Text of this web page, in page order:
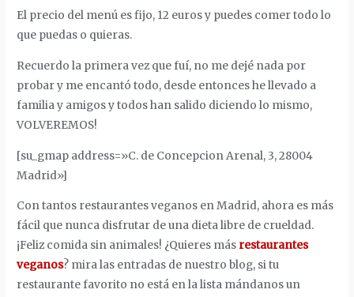
El precio del menú es fijo, 12 euros y puedes comer todo lo
que puedas o quieras.
Recuerdo la primera vez que fuí, no me dejé nada por
probar y me encantó todo, desde entonces he llevado a
familia y amigos y todos han salido diciendo lo mismo,
VOLVEREMOS!
[su_gmap address=»C. de Concepcion Arenal, 3, 28004
Madrid»]
Con tantos restaurantes veganos en Madrid, ahora es más
fácil que nunca disfrutar de una dieta libre de crueldad.
¡Feliz comida sin animales! ¿Quieres más restaurantes
veganos? mira las entradas de nuestro blog, si tu
restaurante favorito no está en la lista mándanos un